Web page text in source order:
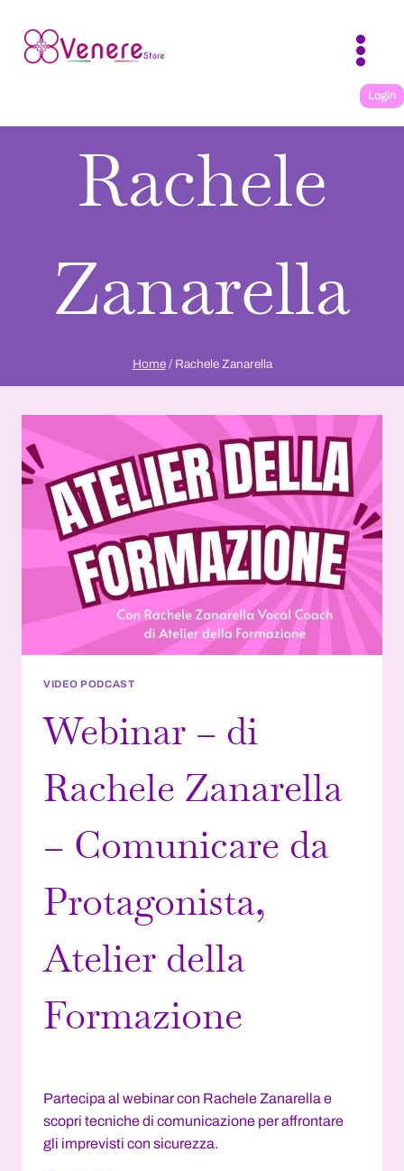
contenuto
Login
Rachele
Zanarella
Home / Rachele Zanarella
VIDEO PODCAST
Webinar – di
Rachele Zanarella
– Comunicare da
Protagonista,
Atelier della
Formazione
Partecipa al webinar con Rachele Zanarella e
scopri tecniche di comunicazione per affrontare
gli imprevisti con sicurezza.